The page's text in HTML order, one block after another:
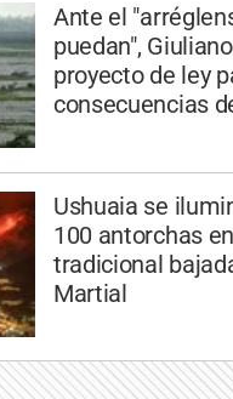
Ante el
puedan",
proyecto de ley
consecuencias
Ushuaia se
100 antorchas
tradicional
Martial